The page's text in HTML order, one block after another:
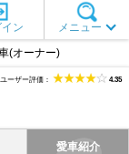
メニュー
イン
(オーナー)
ユーザー評価： 4.35
愛車紹介